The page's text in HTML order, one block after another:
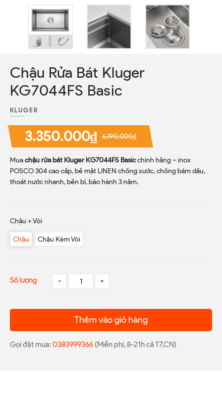
Chậu Rửa Bát Kluger
KG7044FS Basic
KLUGER
3.350.000₫ 6.190.000₫
Muachậu rửa bát Kluger KG7044FS Basicchính hãng – inox
POSCO 304 cao cấp, bề mặt LINEN chống xước, chống bám dầu,
thoát nước nhanh, bền bỉ, bảo hành 3 năm.
Chậu + Vòi
Chậu Chậu Kèm Vòi
Số lượng - +
Thêm vào giỏ hàng
Gọi đặt mua:0383999366 (Miễn phí, 8-21h cả T7,CN)